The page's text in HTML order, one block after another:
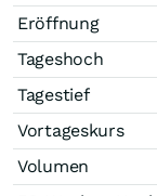
Eröffnung
Tageshoch
Tagestief
Vortageskurs
Volumen